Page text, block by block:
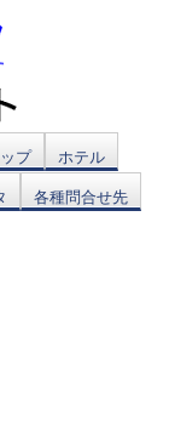
プ
ホテル
各種問合せ先